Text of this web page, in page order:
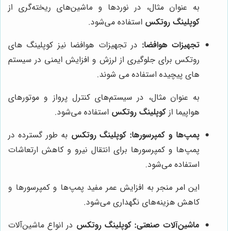
به عنوان مثال، در نوردها و ماشین‌های ریخته‌گری از
کوپلینگ روتکس استفاده می‌شود.
تجهیزات هوافضا: در تجهیزات هوافضا نیز کوپلینگ های
روتکس برای جلوگیری از لرزش و افزایش ایمنی در سیستم
های پیچیده استفاده می شوند.
به عنوان مثال، در سیستم‌های کنترل پرواز و موتورهای
هواپیما از کوپلینگ روتکس استفاده می‌شود.
پمپ‌ها و کمپرسورها: کوپلینگ روتکس به طور گسترده در
پمپ‌ها و کمپرسورها برای انتقال نیرو و کاهش ارتعاشات
استفاده می‌شود.
این امر منجر به افزایش عمر مفید پمپ‌ها و کمپرسورها و
کاهش هزینه‌های نگهداری می‌شود.
ماشین‌آلات صنعتی: کوپلینگ روتکس در انواع ماشین‌آلات